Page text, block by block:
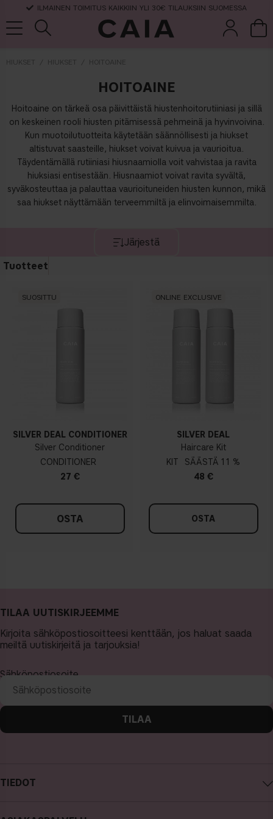
ILMAINEN TOIMITUS KAIKKIIN YLI 30€ TILAUKSIIN SUOMESSA
HIUKSET HIUKSET HOITOAINE
HOITOAINE
Hoitoaine on tärkeä osa päivittäistä hiustenhoitorutiiniasi ja sillä
on keskeinen rooli hiusten pitämisessä pehmeinä ja hyvinvoivina.
Kun muotoilutuotteita käytetään säännöllisesti ja hiukset
altistuvat saasteille, hiukset voivat kuivua ja vaurioitua.
Täydentämällä rutiiniasi hiusnaamiolla voit vahvistaa ja ravita
hiuksiasi entisestään. Hiusnaamiot voivat ravita syvältä,
syväkosteuttaa ja palauttaa vaurioituneiden hiusten kunnon, mikä
saa hiukset näyttämään terveemmiltä ja elinvoimaisemmilta.
Järjestä
Tuotteet
SUOSITTU
SILVER DEAL CONDITIONER
Silver Conditioner
CONDITIONER
27 €
OSTA
ONLINE EXCLUSIVE
SILVER DEAL
Haircare Kit
KIT
11 %
48 €
OSTA
TIEDOT
TILAA UUTISKIRJEEMME
Kirjoita sähköpostiosoitteesi kenttään, jos haluat saada
meiltä uutiskirjeitä ja tarjouksia!
Sähköpostiosoite
TILAA
setit
kuivashampo